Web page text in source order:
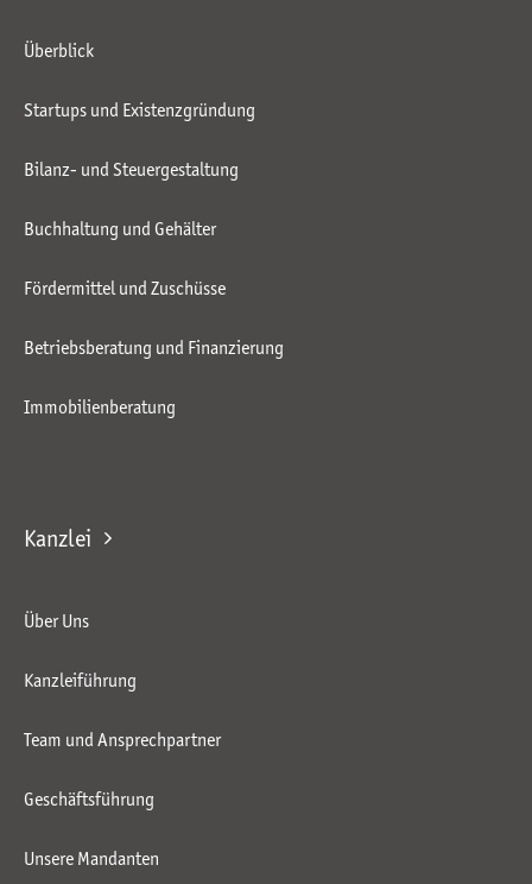
Überblick
Startups und Existenzgründung
Bilanz- und Steuergestaltung
Buchhaltung und Gehälter
Fördermittel und Zuschüsse
Betriebsberatung und Finanzierung
Immobilienberatung
Kanzlei
Über Uns
Kanzleiführung
Team und Ansprechpartner
Geschäftsführung
Unsere Mandanten